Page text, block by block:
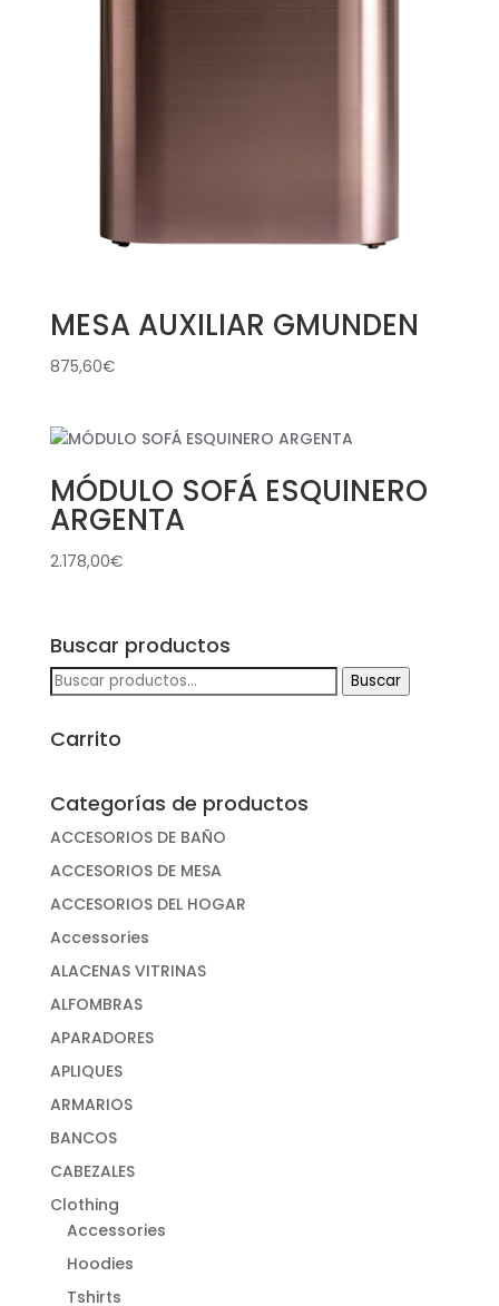
MESA AUXILIAR GMUNDEN
875,60€
MÓDULO SOFÁ ESQUINERO
ARGENTA
2.178,00€
Buscar productos
Buscar
por:
Buscar
Carrito
Categorías de productos
ACCESORIOS DE BAÑO
ACCESORIOS DE MESA
ACCESORIOS DEL HOGAR
Accessories
ALACENAS VITRINAS
ALFOMBRAS
APARADORES
APLIQUES
ARMARIOS
BANCOS
CABEZALES
Clothing
Accessories
Hoodies
Tshirts